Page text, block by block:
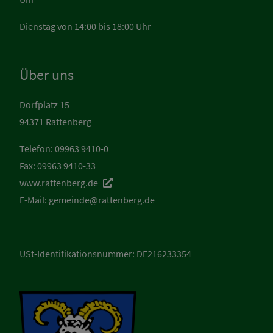
Dienstag von 14:00 bis 18:00 Uhr
Über uns
Dorfplatz 15
94371 Rattenberg
Telefon: 09963 9410-0
Fax: 09963 9410-33
www.rattenberg.de
E-Mail: gemeinde@rattenberg.de
USt-Identifikationsnummer: DE216233354